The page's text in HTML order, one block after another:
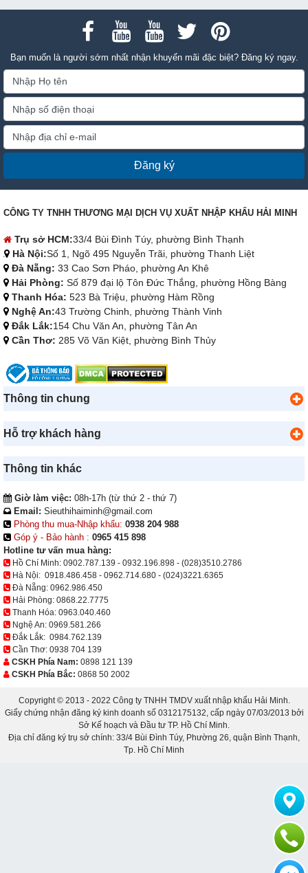
Bạn muốn là người sớm nhất nhận khuyến mãi đặc biệt? Đăng ký ngay.
Đăng ký
CÔNG TY TNHH THƯƠNG MẠI DỊCH VỤ XUẤT NHẬP KHẨU HẢI MINH
Trụ sở HCM:33/4 Bùi Đình Túy, phường Bình Thạnh
Hà Nội:Số 1, Ngõ 495 Nguyễn Trãi, phường Thanh Liệt
Đà Nẵng: 33 Cao Sơn Pháo, phường An Khê
Hải Phòng: Số 879 đại lộ Tôn Đức Thắng, phường Hồng Bàng
Thanh Hóa: 523 Bà Triệu, phường Hàm Rồng
Nghệ An:43 Trường Chinh, phường Thành Vinh
Đắk Lắk:154 Chu Văn An, phường Tân An
Cần Thơ: 285 Võ Văn Kiệt, phường Bình Thủy
Thông tin chung
Hỗ trợ khách hàng
Thông tin khác
Giờ làm việc: 08h-17h (từ thứ 2 - thứ 7)
Email: Sieuthihaiminh@gmail.com
Phòng thu mua-Nhập khẩu: 0938 204 988
Góp ý - Bảo hành : 0965 415 898
Hotline tư vấn mua hàng:
Hồ Chí Minh: 0902.787.139 - 0932.196.898 - (028)3510.2786
Hà Nội: 0918.486.458 - 0962.714.680 - (024)3221.6365
Đà Nẵng: 0962.986.450
Hải Phòng: 0868.22.7775
Thanh Hóa: 0963.040.460
Nghệ An: 0969.581.266
Đắk Lắk: 0984.762.139
Cần Thơ: 0938 704 139
CSKH Phía Nam: 0898 121 139
CSKH Phía Bắc: 0868 50 2002
Copyright © 2013 - 2022 Công ty TNHH TMDV xuất nhập khẩu Hải Minh.
Giấy chứng nhận đăng ký kinh doanh số 0312175132, cấp ngày 07/03/2013 bởi
Sở Kế hoạch và Đầu tư TP. Hồ Chí Minh.
Địa chỉ đăng ký trụ sở chính: 33/4 Bùi Đình Túy, Phường 26, quận Bình Thạnh,
Tp. Hồ Chí Minh